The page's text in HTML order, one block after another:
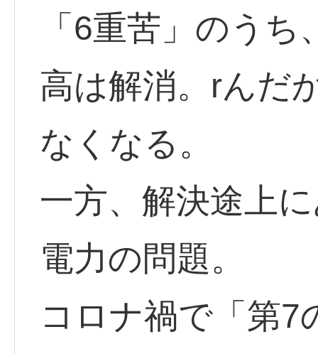
「6重苦」のう
高は解消。rんだ
なくなる。
一方、解決途上
電力の問題。
コロナ禍で「第7